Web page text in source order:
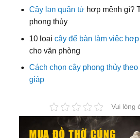
Cây lan quân tửhợp mệnh gì?
phong thủy
10 loại cây để bàn làm việc
cho văn phòng
Cách chọn cây phong thủy
giáp
Vui lòng